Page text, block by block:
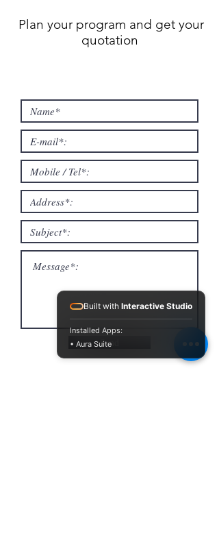
Plan your program and get your
quotation
Send
Built with Interactive Studio
Installed Apps:
• Aura Suite